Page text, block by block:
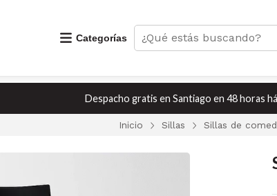
Categorías
Despacho gratis en Santiago en 48 horas
Inicio Sillas Sillas de